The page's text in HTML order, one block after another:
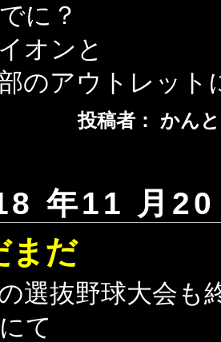
に？
オンと
のアウトレット
投稿者： かん
年11 月
まだ
選抜野球大会も
て